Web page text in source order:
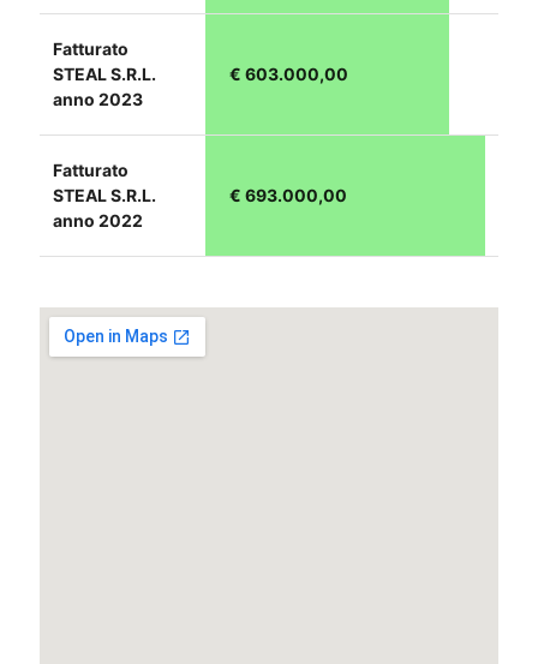
Fatturato
STEAL S.R.L.
anno 2023
€ 603.000,00
Fatturato
STEAL S.R.L.
anno 2022
€ 693.000,00